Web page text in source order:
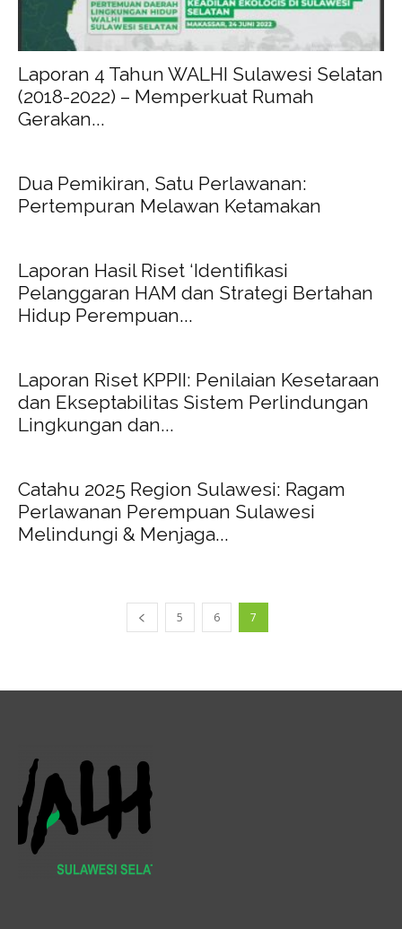
Laporan 4 Tahun WALHI Sulawesi Selatan
(2018-2022) – Memperkuat Rumah
Gerakan...
Dua Pemikiran, Satu Perlawanan:
Pertempuran Melawan Ketamakan
Laporan Hasil Riset ‘Identifikasi
Pelanggaran HAM dan Strategi Bertahan
Hidup Perempuan...
Laporan Riset KPPII: Penilaian Kesetaraan
dan Ekseptabilitas Sistem Perlindungan
Lingkungan dan...
Catahu 2025 Region Sulawesi: Ragam
Perlawanan Perempuan Sulawesi
Melindungi & Menjaga...
5 6 7